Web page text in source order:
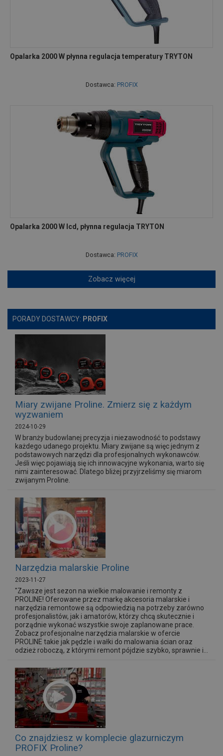
Opalarka 2000 W płynna regulacja temperatury TRYTON
Dostawca: PROFIX
Opalarka 2000 W lcd, płynna regulacja TRYTON
Dostawca: PROFIX
Zobacz więcej
PORADY DOSTAWCY: PROFIX
Miary zwijane Proline. Zmierz się z każdym
wyzwaniem
2024-10-29
W branży budowlanej precyzja i niezawodność to podstawy
każdego udanego projektu. Miary zwijane są więc jednym z
podstawowych narzędzi dla profesjonalnych wykonawców.
Jeśli więc pojawiają się ich innowacyjne wykonania, warto się
nimi zainteresować. Dlatego bliżej przyjrzeliśmy się miarom
zwijanym Proline.
Narzędzia malarskie Proline
2023-11-27
"Zawsze jest sezon na wielkie malowanie i remonty z
PROLINE! Oferowane przez markę akcesoria malarskie i
narzędzia remontowe są odpowiedzią na potrzeby zarówno
profesjonalistów, jak i amatorów, którzy chcą skutecznie i
porządnie wykonać wszystkie swoje zaplanowane prace.
Zobacz profesjonalne narzędzia malarskie w ofercie
PROLINE takie jak pędzle i wałki do malowania ścian oraz
odzież roboczą, z którymi remont pójdzie szybko, sprawnie i...
Co znajdziesz w komplecie glazurniczym
PROFIX Proline?